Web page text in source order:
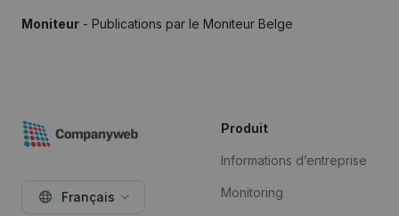
Moniteur - Publications par le Moniteur Belge
Français
Produit
Informations d’entreprise
Monitoring